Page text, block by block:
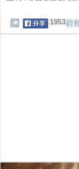
1953觀